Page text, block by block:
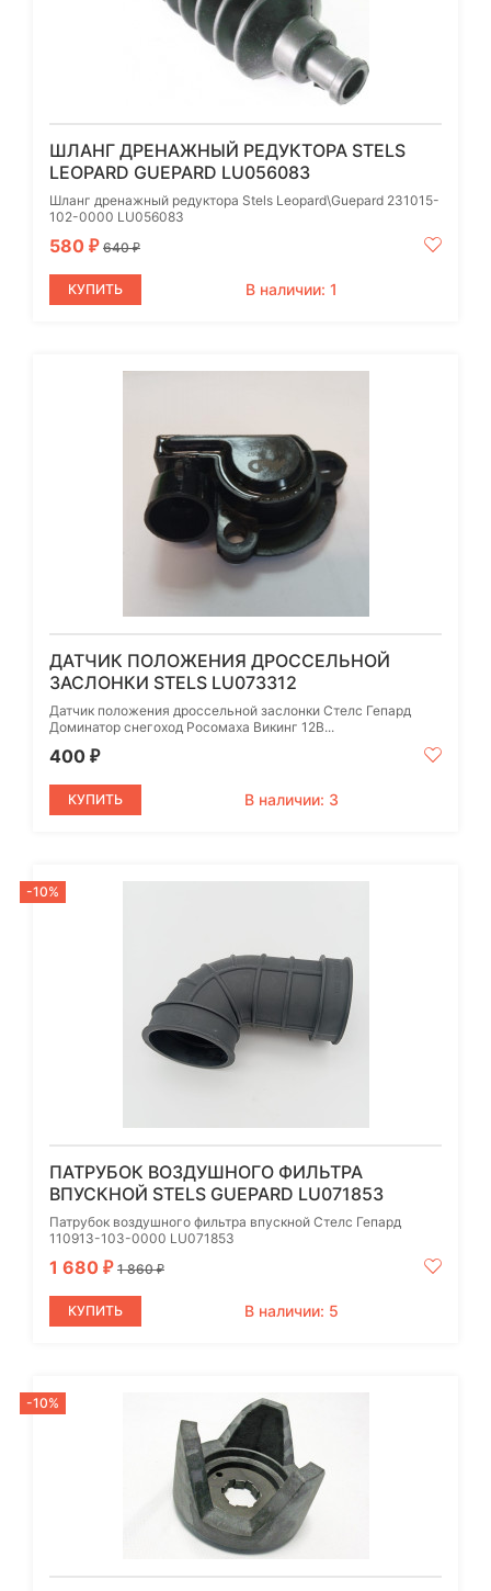
ШЛАНГ ДРЕНАЖНЫЙ РЕДУКТОРА STELS
LEOPARD GUEPARD LU056083
Шланг дренажный редуктора Stels Leopard\Guepard 231015-
102-0000 LU056083
580 ₽ 640₽
КУПИТЬ В наличии: 1
ДАТЧИК ПОЛОЖЕНИЯ ДРОССЕЛЬНОЙ
ЗАСЛОНКИ STELS LU073312
Датчик положения дроссельной заслонки Стелс Гепард
Доминатор снегоход Росомаха Викинг 12В...
400 ₽
КУПИТЬ В наличии: 3
-10%
ПАТРУБОК ВОЗДУШНОГО ФИЛЬТРА
ВПУСКНОЙ STELS GUEPARD LU071853
Патрубок воздушного фильтра впускной Стелс Гепард
110913-103-0000 LU071853
1 680 ₽ 1 860₽
КУПИТЬ В наличии: 5
-10%